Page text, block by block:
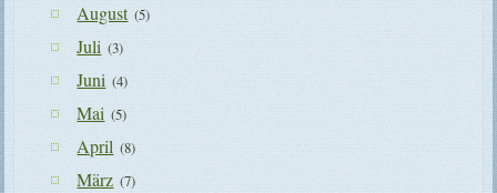
August (5)
Juli (3)
Juni (4)
Mai (5)
April (8)
März (7)